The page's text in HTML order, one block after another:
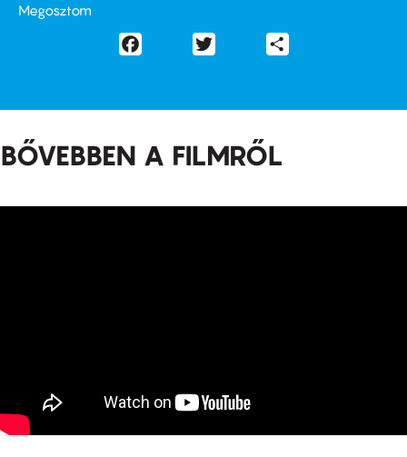
Megosztom
Facebook
BŐVEBBEN A FILMRŐL